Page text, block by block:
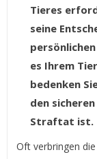
Tieres
seine
es Ihrem
bedenken
den
Straftat ist.
Oft verbringen